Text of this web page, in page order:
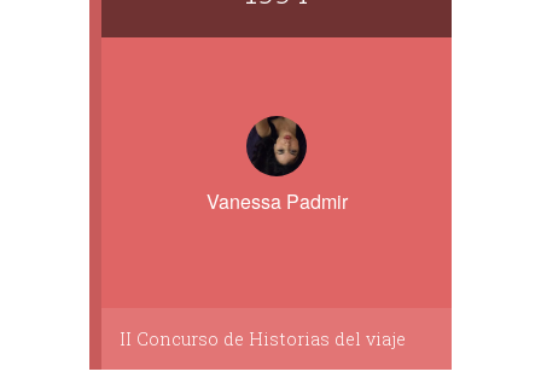
Vanessa Padmir
II Concurso de Historias del viaje